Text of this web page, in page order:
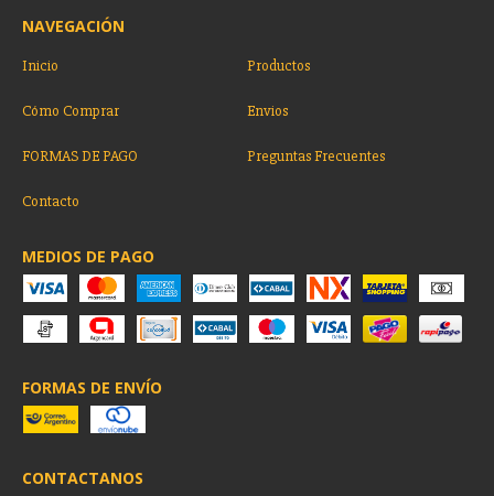
NAVEGACIÓN
Inicio Productos
Cómo Comprar Envios
FORMAS DE PAGO Preguntas Frecuentes
Contacto
MEDIOS DE PAGO
FORMAS DE ENVÍO
CONTACTANOS